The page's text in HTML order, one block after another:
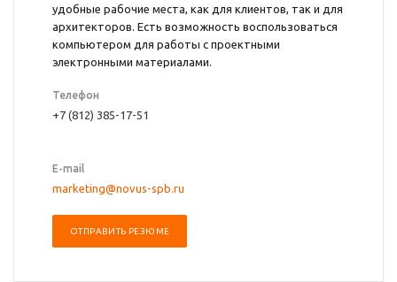
удобные рабочие места, как для клиентов, так и для
архитекторов. Есть возможность воспользоваться
компьютером для работы с проектными
электронными материалами.
Телефон
+7 (812) 385-17-51
E-mail
marketing@novus-spb.ru
ОТПРАВИТЬ РЕЗЮМЕ